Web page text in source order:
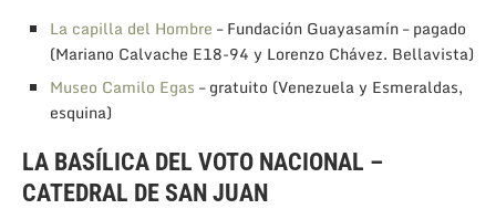
La capilla del Hombre – Fundación Guayasamín – pagado
(Mariano Calvache E18-94 y Lorenzo Chávez. Bellavista)
Museo Camilo Egas – gratuito (Venezuela y Esmeraldas,
esquina)
LA BASÍLICA DEL VOTO NACIONAL –
CATEDRAL DE SAN JUAN